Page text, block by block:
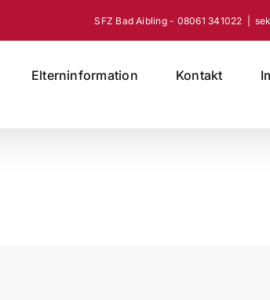
SFZ Bad Aibling - 08061 341022
Elterninformation Kontakt